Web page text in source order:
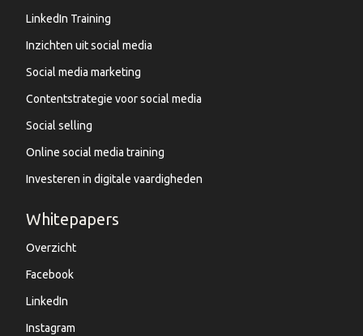
LinkedIn Training
Inzichten uit social media
Social media marketing
Contentstrategie voor social media
Social selling
Online social media training
Investeren in digitale vaardigheden
Whitepapers
Overzicht
Facebook
LinkedIn
Instagram